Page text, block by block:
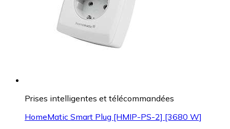
Prises intelligentes et télécommandées
HomeMatic Smart Plug [HMIP-PS-2] [3680 W]